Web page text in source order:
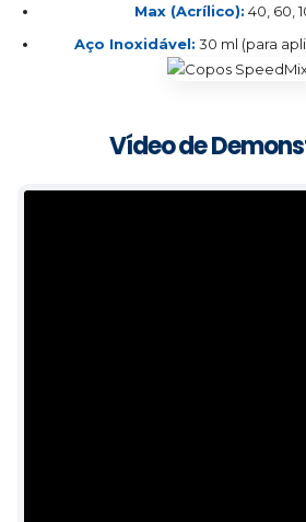
Max (Acrílico): 40, 60,
Aço Inoxidável: 30 ml (para
Vídeo de